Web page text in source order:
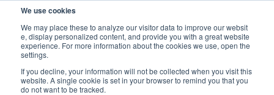
We use cookies
We may place these to analyze our visitor data to improve our websit
e, display personalized content, and provide you with a great website
experience. For more information about the cookies we use, open the
settings.
If you decline, your information will not be collected when you visit this
website. A single cookie is set in your browser to remind you that you
do not want to be tracked.